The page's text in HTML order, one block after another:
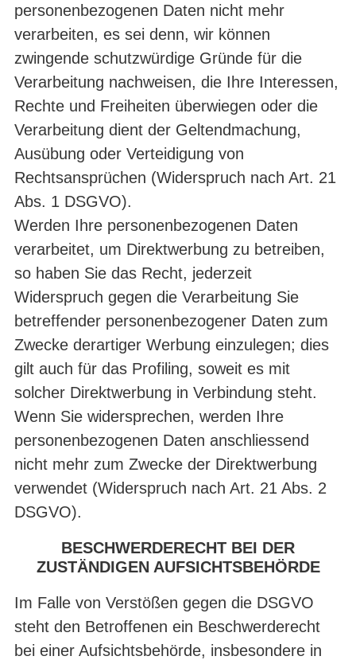
personenbezogenen Daten nicht mehr
verarbeiten, es sei denn, wir können
zwingende schutzwürdige Gründe für die
Verarbeitung nachweisen, die Ihre Interessen,
Rechte und Freiheiten überwiegen oder die
Verarbeitung dient der Geltendmachung,
Ausübung oder Verteidigung von
Rechtsansprüchen (Widerspruch nach Art. 21
Abs. 1 DSGVO).
Werden Ihre personenbezogenen Daten
verarbeitet, um Direktwerbung zu betreiben,
so haben Sie das Recht, jederzeit
Widerspruch gegen die Verarbeitung Sie
betreffender personenbezogener Daten zum
Zwecke derartiger Werbung einzulegen; dies
gilt auch für das Profiling, soweit es mit
solcher Direktwerbung in Verbindung steht.
Wenn Sie widersprechen, werden Ihre
personenbezogenen Daten anschliessend
nicht mehr zum Zwecke der Direktwerbung
verwendet (Widerspruch nach Art. 21 Abs. 2
DSGVO).
BESCHWERDERECHT BEI DER
ZUSTÄNDIGEN AUFSICHTSBEHÖRDE
Im Falle von Verstößen gegen die DSGVO
steht den Betroffenen ein Beschwerderecht
bei einer Aufsichtsbehörde, insbesondere in